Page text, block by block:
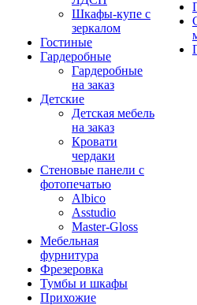
Шкафы-купе с
зеркалом
Гостиные
Гардеробные
Гардеробные
на заказ
Детские
Детская мебель
на заказ
Кровати
чердаки
Стеновые панели с
фотопечатью
Albico
Asstudio
Master-Gloss
Мебельная
фурнитура
Фрезеровка
Тумбы и шкафы
Прихожие